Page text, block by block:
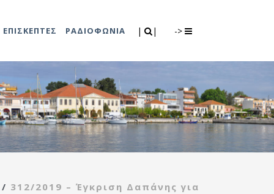
| | ->
Τμήμα Πρόνοιας
Κέντρο
γυναικών
εκδηλώσεις
ΕΠΙΣΚΕΠΤΕΣ ΡΑΔΙΟΦΩΝΙΑ
/ 312/2019 – Έγκριση Δαπάνης για